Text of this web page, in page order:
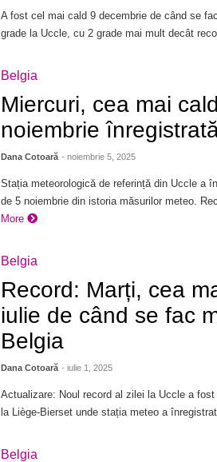
A fost cel mai cald 9 decembrie de când se
grade la Uccle, cu 2 grade mai mult decât
Belgia
Miercuri, cea mai
noiembrie
Dana Cotoară - noiembrie 5, 2025
Stația meteorologică de referință din Uccle a
de 5 noiembrie din istoria măsurilor meteo.
More
Belgia
Record: Marți, cea
iulie de când se fac
Belgia
Dana Cotoară - iulie 1, 2025
Actualizare: Noul record al zilei la Uccle a
la Liège-Bierset unde stația meteo a înregistrat
Belgia